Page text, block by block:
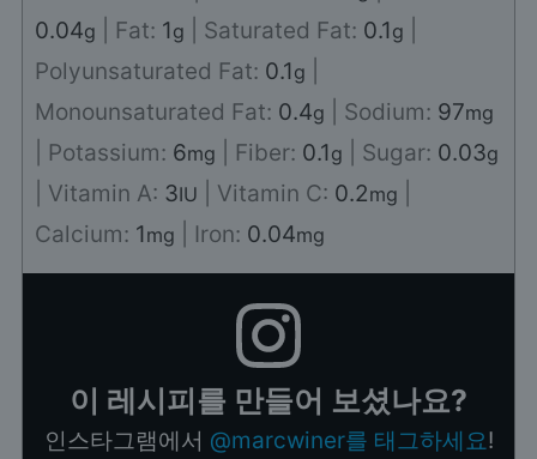
0.04g Fat: 1g Saturated Fat: 0.1g
Polyunsaturated Fat: 0.1g
Monounsaturated Fat: 0.4g Sodium: 97mg
Potassium: 6mg Fiber: 0.1g Sugar: 0.03g
Vitamin A: 3IU Vitamin C: 0.2mg
Calcium: 1mg Iron: 0.04mg
이 레시피를 만들어 보셨나요?
인스타그램에서 @marcwiner를 태그하세요!